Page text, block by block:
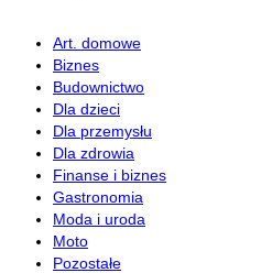
Art. domowe
Biznes
Budownictwo
Dla dzieci
Dla przemysłu
Dla zdrowia
Finanse i biznes
Gastronomia
Moda i uroda
Moto
Pozostałe